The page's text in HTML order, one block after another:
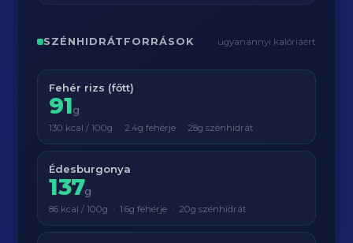
SZÉNHIDRÁTFORRÁSOK ugyanannyi kalóriáért
Fehér rizs (főtt)
91g
130 kcal / 100g · 2.4g fehérje · 28g szénhidrát
Édesburgonya
137g
86 kcal / 100g · 1.6g fehérje · 20g szénhidrát